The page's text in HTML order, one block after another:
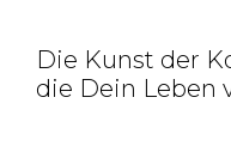
Die Kunst der
die Dein Leben